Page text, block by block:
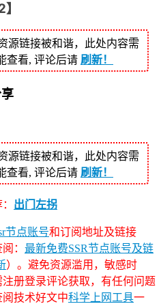
源链接被和谐，此处内容需
查看, 评论后请 刷新！
源链接被和谐，此处内容需
查看, 评论后请 刷新！
出门左拐
节点账号和订阅地址及链接
： 最新免费SSR节点账号及链
）。避免资源滥用，敏感时
册登录评论获取，有任何问题
技术好文中科学上网工具一